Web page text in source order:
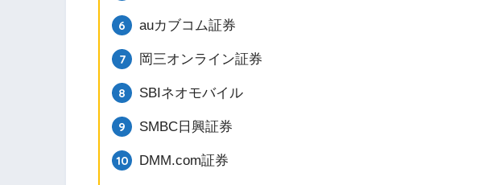
auカブコム証券
岡三オンライン証券
SBIネオモバイル
SMBC日興証券
DMM.com証券